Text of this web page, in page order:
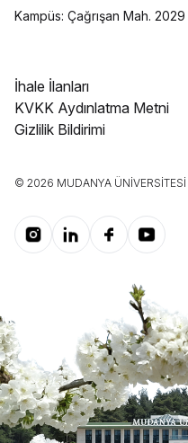
Kampüs: Çağrışan Mah.
İhale İlanları
KVKK Aydınlatma Metni
Gizlilik Bildirimi
© 2026 MUDANYA ÜNIVERSITESI